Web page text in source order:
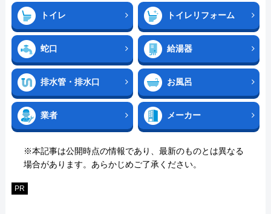
トイレ トイレリフォーム
蛇口 給湯器
排水管・排水口 お風呂
業者 メーカー
※本記事は公開時点の情報であり、最新のものとは異なる
場合があります。あらかじめご了承ください。
PR